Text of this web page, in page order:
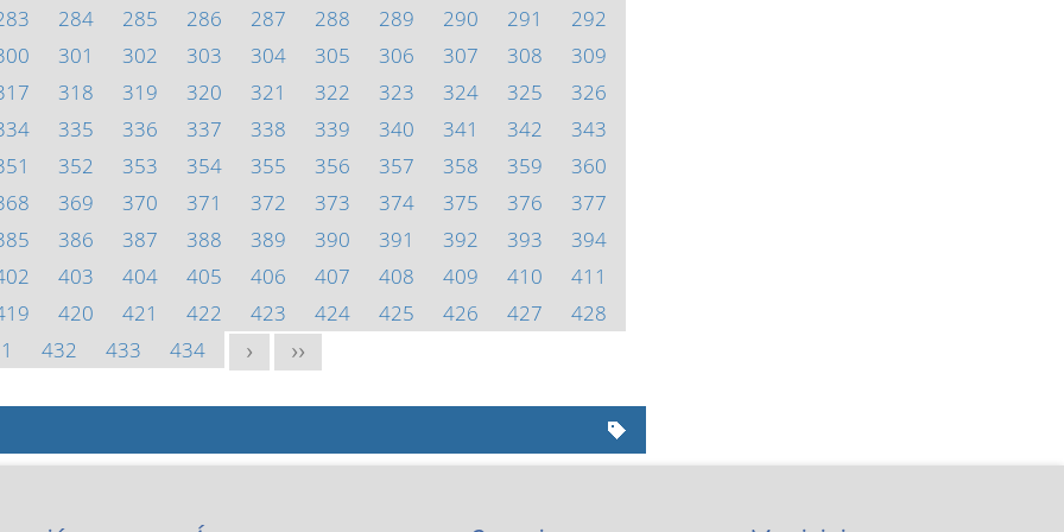
284 285 286 287 288 289 290 291
292
301 302 303 304 305 306 307 308
309
318 319 320 321 322 323 324 325
326
335 336 337 338 339 340 341 342
343
352 353 354 355 356 357 358 359
360
369 370 371 372 373 374 375 376
377
386 387 388 389 390 391 392 393
394
403 404 405 406 407 408 409 410
411
420 421 422 423 424 425 426 427
428
432 433 434 > >>